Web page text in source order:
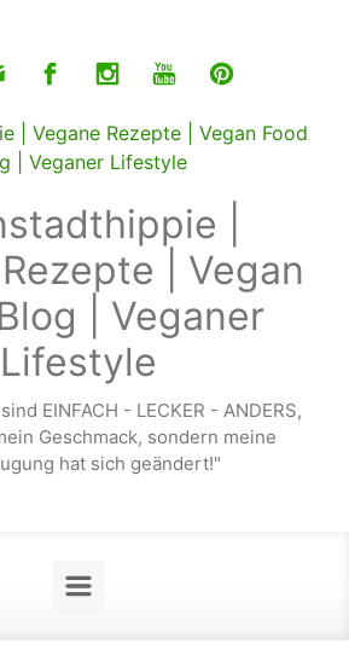
|
| Vegan
| Veganer
Lifestyle
EINFACH - LECKER - ANDERS,
Geschmack, sondern meine
hat sich geändert!"